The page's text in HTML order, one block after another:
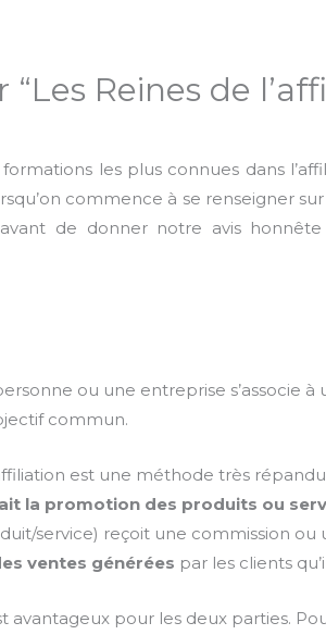
Reines de
les plus connues dans
commence à se renseigner sur
de donner notre avis honnête
ou une entreprise
commun.
est une méthode très
la promotion des produits ou
service) reçoit une commission
ventes générées par les clients
avantageux pour les deux parties.